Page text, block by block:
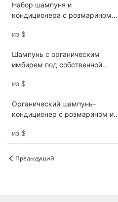
веганский крем, питание без
крема
Набор шампуня и
кондиционера с розмарином
растительный экстракт.
Подходит для всех типов
волос. Унисекс для взрослых.
из $
Шампунь с органическим
имбирем под собственной
из $
Органический шампунь-
кондиционер с розмарином и
питательный, средство от
перхоти, натуральный витамин
B5, аминокислоты
из $
Предыдущий